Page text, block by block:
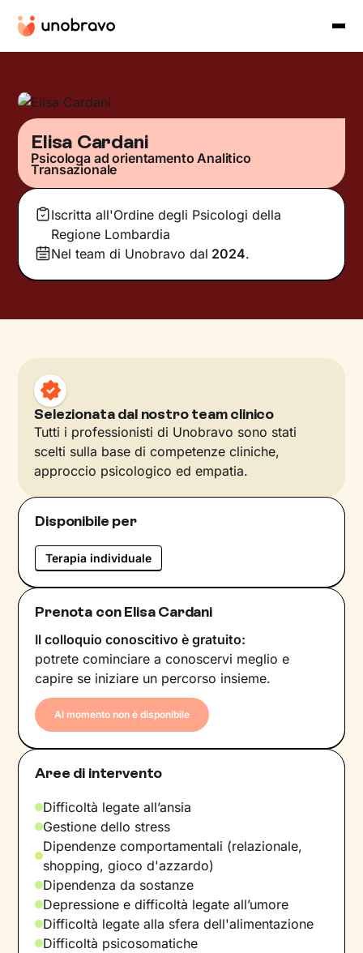
Elisa Cardani
Psicologa ad orientamento Analitico
Transazionale
Iscritta all'Ordine degli Psicologi della
Regione Lombardia
Nel team di Unobravo dal 2024.
Selezionata dal nostro team clinico
Tutti i professionisti di Unobravo sono stati
scelti sulla base di competenze cliniche,
approccio psicologico ed empatia.
Disponibile per
Terapia individuale
Prenota con Elisa Cardani
Il colloquio conoscitivo è gratuito:
potrete cominciare a conoscervi meglio e
capire se iniziare un percorso insieme.
Al momento non è disponibile
Aree di intervento
Difficoltà legate all’ansia
Gestione dello stress
Dipendenze comportamentali (relazionale,
shopping, gioco d'azzardo)
Dipendenza da sostanze
Depressione e difficoltà legate all’umore
Difficoltà legate alla sfera dell'alimentazione
Difficoltà psicosomatiche